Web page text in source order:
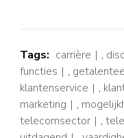
Tags: carrière ,
functies
,
klantenservice
,
marketing
,
telecomsector
,